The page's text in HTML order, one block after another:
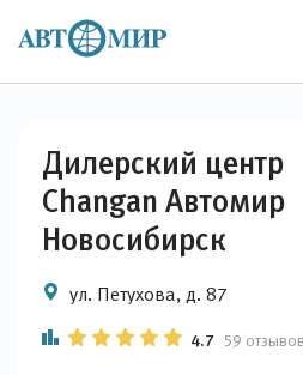
Дилерский центр
Changan Автомир
Новосибирск
ул. Петухова, д. 87
4.7 59 отзывов